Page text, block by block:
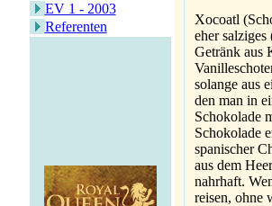
EV 1 - 2003
Referenten
Xocoatl
eher
Getränk aus
solange aus
den man in
Schokolade
Schokolade
spanischer
aus dem
nahrhaft.
reisen, ohne